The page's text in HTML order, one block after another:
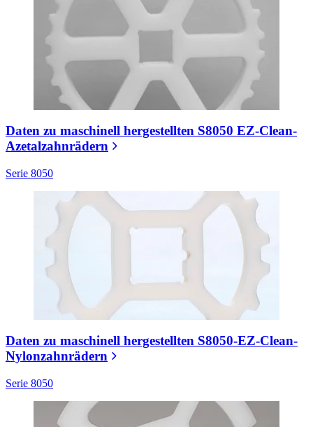
Daten zu maschinell hergestellten S8050 EZ-Clean-
Azetalzahnrädern
Serie 8050
Daten zu maschinell hergestellten S8050-EZ-Clean-
Nylonzahnrädern
Serie 8050